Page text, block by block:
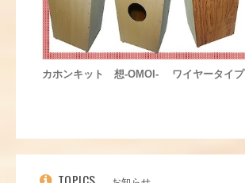
カホンキット 想-OMOI- ワイヤータイプ